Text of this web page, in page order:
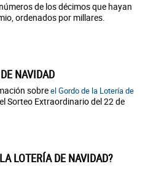
de los décimos que hayan
ordenados por millares.
NAVIDAD
sobreel Gordo de la Lotería de
Sorteo Extraordinario del 22 de
LOTERÍA DE NAVIDAD?